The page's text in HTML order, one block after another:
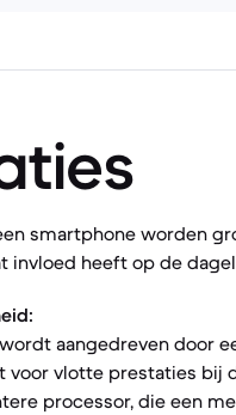
smartphone worden
invloed heeft op de
wordt aangedreven door
voor vlotte prestaties bij
processor, die een